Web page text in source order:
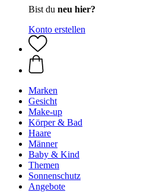
Bist du neu hier?
Konto erstellen
Marken
Gesicht
Make-up
Körper & Bad
Haare
Männer
Baby & Kind
Themen
Sonnenschutz
Angebote